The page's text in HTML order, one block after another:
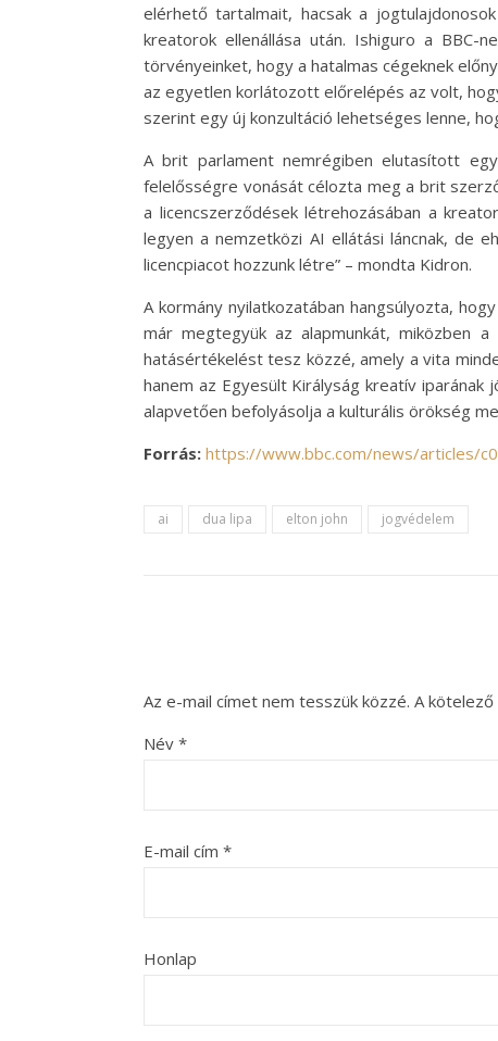
elérhető tartalmait, hacsak a
kreatorok ellenállása után. Ishiguro a
törvényeinket, hogy a hatalmas cégeknek
az egyetlen korlátozott előrelépés az volt,
szerint egy új konzultáció lehetséges lenne,
A brit parlament nemrégiben elutasított
felelősségre vonását célozta meg a brit
a licencszerződések létrehozásában a
legyen a nemzetközi AI ellátási láncnak, de
licencpiacot hozzunk létre” – mondta Kidron.
A kormány nyilatkozatában hangsúlyozta,
már megtegyük az alapmunkát, miközben
hatásértékelést tesz közzé, amely a vita
hanem az Egyesült Királyság kreatív
alapvetően befolyásolja a kulturális örökség
Forrás: https://www.bbc.com/news/articles/
ai dua lipa elton john jogvédelem
Az e-mail címet nem tesszük közzé. A
Név *
E-mail cím *
Honlap